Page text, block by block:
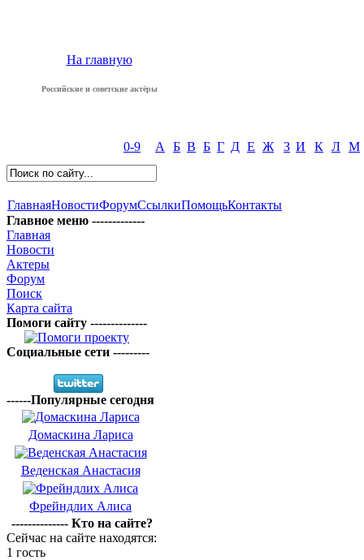
На главную
Российские и советские актёры
0-9 А Б В Б Г Д Е Ж З И К Л М
ГлавнаяНовостиФорумСсылкиПомощьКонтакты
Главное меню -------------
Главная
Новости
Актеры
Форум
Поиск
Карта сайта
Помоги сайту --------------
Социальные сети ---------
------Популярные сегодня
Домаскина Лариса
Веденская Анастасия
Фрейндлих Алиса
-------------- Кто на сайте?
Сейчас на сайте находятся:
1 гость